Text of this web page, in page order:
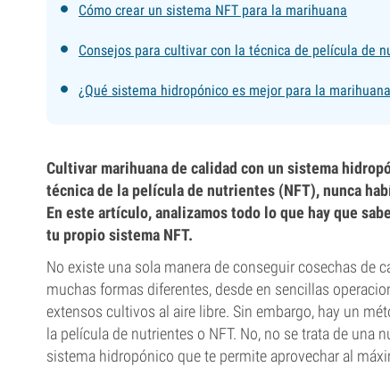
Cómo crear un sistema NFT para la marihuana
Consejos para cultivar con la técnica de película de
¿Qué sistema hidropónico es mejor para la
Cultivar marihuana de calidad con un sistema
técnica de la película de nutrientes (NFT), nunca
En este artículo, analizamos todo lo que hay que
tu propio sistema NFT.
No existe una sola manera de conseguir cosechas de
muchas formas diferentes, desde en sencillas
extensos cultivos al aire libre. Sin embargo, hay un
la película de nutrientes o NFT. No, no se trata de una
sistema hidropónico que te permite aprovechar al